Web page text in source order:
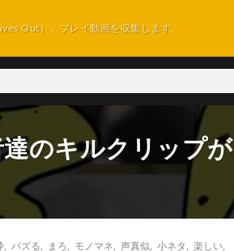
Out）」プレイ動画を収集します。
達のキルクリップが
バズる まろ モノマネ 声真似 小ネタ 楽しい